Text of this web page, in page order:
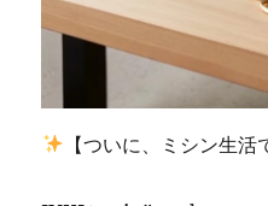
北
市
【ついに、ミシン生活